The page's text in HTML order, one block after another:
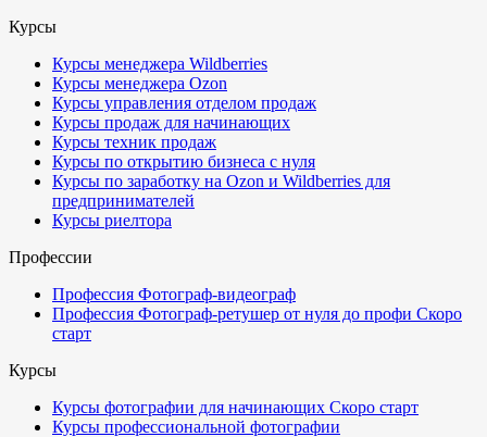
Курсы
Курсы менеджера Wildberries
Курсы менеджера Ozon
Курсы управления отделом продаж
Курсы продаж для начинающих
Курсы техник продаж
Курсы по открытию бизнеса с нуля
Курсы по заработку на Ozon и Wildberries для
предпринимателей
Курсы риелтора
Профессии
Профессия Фотограф-видеограф
Профессия Фотограф-ретушер от нуля до профи Скоро
старт
Курсы
Курсы фотографии для начинающих Скоро старт
Курсы профессиональной фотографии